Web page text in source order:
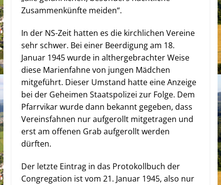
Zusammenkünfte meiden“.
In der NS-Zeit hatten es die kirchlichen Vereine
sehr schwer. Bei einer Beerdigung am 18.
Januar 1945 wurde in althergebrachter Weise
diese Marienfahne von jungen Mädchen
mitgeführt. Dieser Umstand hatte eine Anzeige
bei der Geheimen Staatspolizei zur Folge. Dem
Pfarrvikar wurde dann bekannt gegeben, dass
Vereinsfahnen nur aufgerollt mitgetragen und
erst am offenen Grab aufgerollt werden
dürften.
Der letzte Eintrag in das Protokollbuch der
Congregation ist vom 21. Januar 1945, also nur